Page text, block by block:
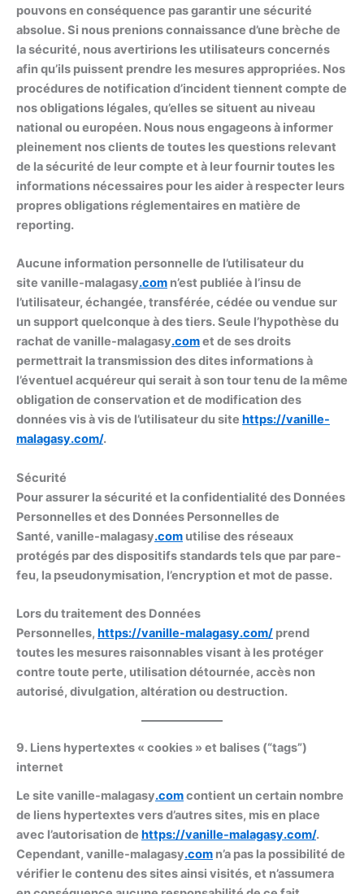
pouvons en conséquence pas garantir une sécurité
absolue. Si nous prenions connaissance d’une brèche de
la sécurité, nous avertirions les utilisateurs concernés
afin qu’ils puissent prendre les mesures appropriées. Nos
procédures de notification d’incident tiennent compte de
nos obligations légales, qu’elles se situent au niveau
national ou européen. Nous nous engageons à informer
pleinement nos clients de toutes les questions relevant
de la sécurité de leur compte et à leur fournir toutes les
informations nécessaires pour les aider à respecter leurs
propres obligations réglementaires en matière de
reporting.
Aucune information personnelle de l’utilisateur du
site vanille-malagasy.com n’est publiée à l’insu de
l’utilisateur, échangée, transférée, cédée ou vendue sur
un support quelconque à des tiers. Seule l’hypothèse du
rachat de vanille-malagasy.comet de ses droits
permettrait la transmission des dites informations à
l’éventuel acquéreur qui serait à son tour tenu de la même
obligation de conservation et de modification des
données vis à vis de l’utilisateur du site https://vanille-
malagasy.com/.
Sécurité
Pour assurer la sécurité et la confidentialité des Données
Personnelles et des Données Personnelles de
Santé, vanille-malagasy.com utilise des réseaux
protégés par des dispositifs standards tels que par pare-
feu, la pseudonymisation, l’encryption et mot de passe.
Lors du traitement des Données
Personnelles, https://vanille-malagasy.com/ prend
toutes les mesures raisonnables visant à les protéger
contre toute perte, utilisation détournée, accès non
autorisé, divulgation, altération ou destruction.
9. Liens hypertextes « cookies » et balises (“tags”)
internet
Le site vanille-malagasy.comcontient un certain nombre
de liens hypertextes vers d’autres sites, mis en place
avec l’autorisation de https://vanille-malagasy.com/.
Cependant, vanille-malagasy.com n’a pas la possibilité de
vérifier le contenu des sites ainsi visités, et n’assumera